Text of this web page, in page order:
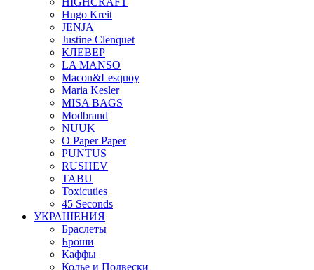
Hugo Kreit
JENJA
Justine Clenquet
КЛЕВЕР
LA MANSO
Macon&Lesquoy
Maria Kesler
MISA BAGS
Modbrand
NUUK
O Paper Paper
PUNTUS
RUSHEV
TABU
Toxicuties
45 Seconds
УКРАШЕНИЯ
Браслеты
Броши
Каффы
Колье и Подвески